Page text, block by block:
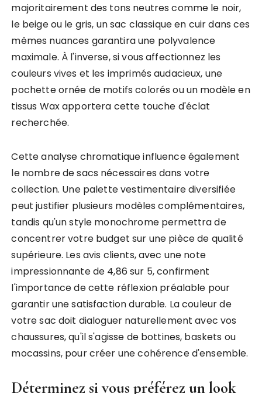
majoritairement des tons neutres comme le noir,
le beige ou le gris, un sac classique en cuir dans ces
mêmes nuances garantira une polyvalence
maximale. À l'inverse, si vous affectionnez les
couleurs vives et les imprimés audacieux, une
pochette ornée de motifs colorés ou un modèle en
tissus Wax apportera cette touche d'éclat
recherchée.
Cette analyse chromatique influence également
le nombre de sacs nécessaires dans votre
collection. Une palette vestimentaire diversifiée
peut justifier plusieurs modèles complémentaires,
tandis qu'un style monochrome permettra de
concentrer votre budget sur une pièce de qualité
supérieure. Les avis clients, avec une note
impressionnante de 4,86 sur 5, confirment
l'importance de cette réflexion préalable pour
garantir une satisfaction durable. La couleur de
votre sac doit dialoguer naturellement avec vos
chaussures, qu'il s'agisse de bottines, baskets ou
mocassins, pour créer une cohérence d'ensemble.
Déterminez si vous préférez un look